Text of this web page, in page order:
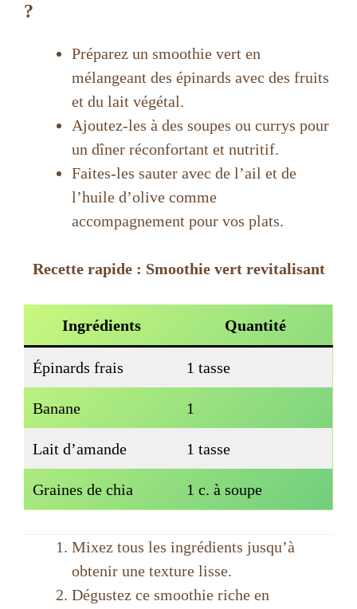
?
Préparez un smoothie vert en
mélangeant des épinards avec des fruits
et du lait végétal.
Ajoutez-les à des soupes ou currys pour
un dîner réconfortant et nutritif.
Faites-les sauter avec de l’ail et de
l’huile d’olive comme
accompagnement pour vos plats.
Recette rapide : Smoothie vert revitalisant
Ingrédients Quantité
Épinards frais 1 tasse
Banane 1
Lait d’amande 1 tasse
Graines de chia 1 c. à soupe
Mixez tous les ingrédients jusqu’à
obtenir une texture lisse.
Dégustez ce smoothie riche en